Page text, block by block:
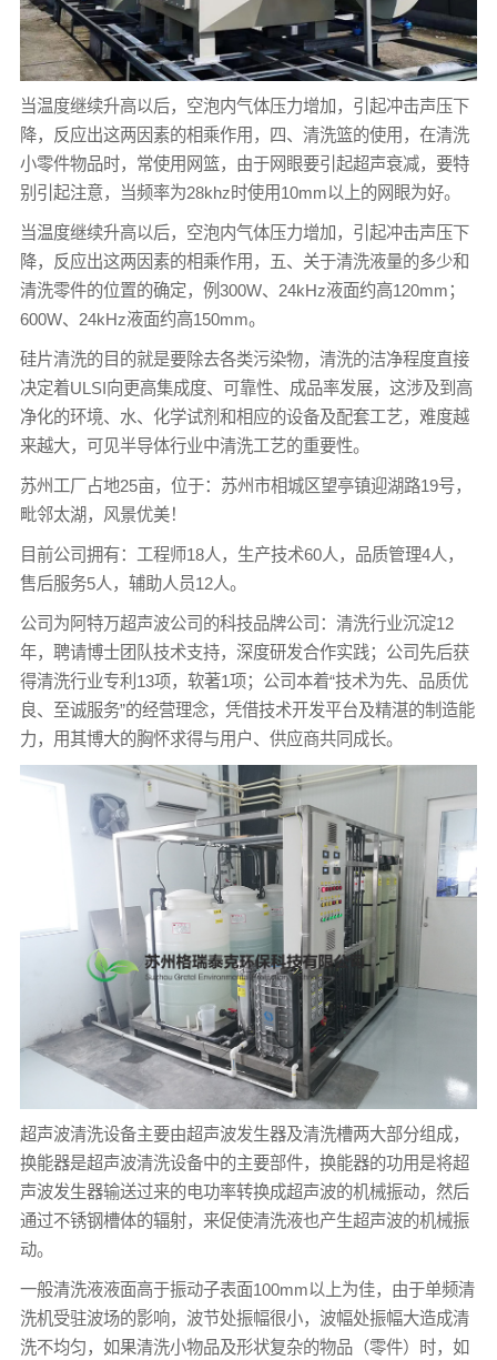
当温度继续升高以后，空泡内气体压力增加，引起冲击声压下
降，反应出这两因素的相乘作用，四、清洗篮的使用，在清洗
小零件物品时，常使用网篮，由于网眼要引起超声衰减，要特
别引起注意，当频率为28khz时使用10mm以上的网眼为好。
当温度继续升高以后，空泡内气体压力增加，引起冲击声压下
降，反应出这两因素的相乘作用，五、关于清洗液量的多少和
清洗零件的位置的确定，例300W、24kHz液面约高120mm；
600W、24kHz液面约高150mm。
硅片清洗的目的就是要除去各类污染物，清洗的洁净程度直接
决定着ULSI向更高集成度、可靠性、成品率发展，这涉及到高
净化的环境、水、化学试剂和相应的设备及配套工艺，难度越
来越大，可见半导体行业中清洗工艺的重要性。
苏州工厂占地25亩，位于：苏州市相城区望亭镇迎湖路19号，
毗邻太湖，风景优美！
目前公司拥有：工程师18人，生产技术60人，品质管理4人，
售后服务5人，辅助人员12人。
公司为阿特万超声波公司的科技品牌公司：清洗行业沉淀12
年，聘请博士团队技术支持，深度研发合作实践；公司先后获
得清洗行业专利13项，软著1项；公司本着“技术为先、品质优
良、至诚服务”的经营理念，凭借技术开发平台及精湛的制造能
力，用其博大的胸怀求得与用户、供应商共同成长。
超声波清洗设备主要由超声波发生器及清洗槽两大部分组成，
换能器是超声波清洗设备中的主要部件，换能器的功用是将超
声波发生器输送过来的电功率转换成超声波的机械振动，然后
通过不锈钢槽体的辐射，来促使清洗液也产生超声波的机械振
动。
一般清洗液液面高于振动子表面100mm以上为佳，由于单频清
洗机受驻波场的影响，波节处振幅很小，波幅处振幅大造成清
洗不均匀，如果清洗小物品及形状复杂的物品（零件）时，如